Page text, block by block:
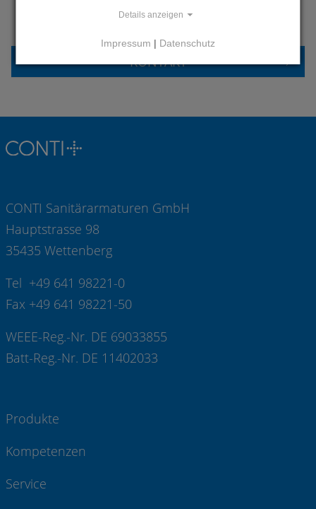
KONTAKTIEREN SIE UNS
KONTAKT
CONTI Sanitärarmaturen GmbH
Hauptstrasse 98
35435 Wettenberg
Tel +49 641 98221-0
Fax +49 641 98221-50
WEEE-Reg.-Nr. DE 69033855
Batt-Reg.-Nr. DE 11402033
Produkte
Kompetenzen
Service
Details anzeigen
Impressum | Datenschutz